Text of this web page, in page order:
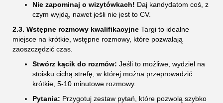
Nie zapominaj o wizytówkach! Daj kandydatom coś, z
czym wyjdą, nawet jeśli nie jest to CV.
2.3. Wstępne rozmowy kwalifikacyjne Targi to idealne
miejsce na krótkie, wstępne rozmowy, które pozwalają
zaoszczędzić czas.
Stwórz kącik do rozmów: Jeśli to możliwe, wydziel na
stoisku cichą strefę, w której można przeprowadzić
krótkie, 5-10 minutowe rozmowy.
Pytania: Przygotuj zestaw pytań, które pozwolą szybko